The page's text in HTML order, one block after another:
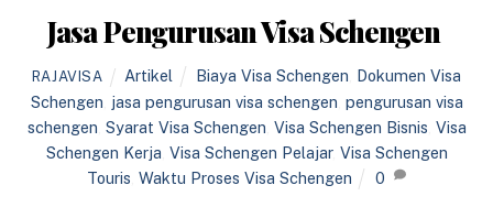
Jasa Pengurusan Visa Schengen
RAJAVISA Artikel Biaya Visa Schengen Dokumen Visa
Schengen jasa pengurusan visa schengen pengurusan visa
schengen Syarat Visa Schengen Visa Schengen Bisnis Visa
Schengen Kerja Visa Schengen Pelajar, Visa Schengen
Touris Waktu Proses Visa Schengen 0